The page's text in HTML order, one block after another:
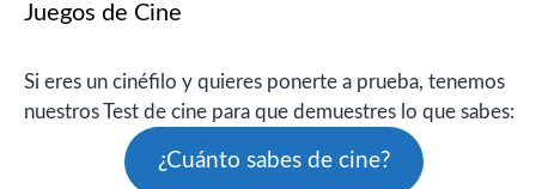
Juegos de Cine
Si eres un cinéfilo y quieres ponerte a prueba, tenemos
nuestros Test de cine para que demuestres lo que sabes:
¿Cuánto sabes de cine?